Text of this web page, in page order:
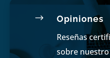
$ Opiniones
Reseñas
sobre